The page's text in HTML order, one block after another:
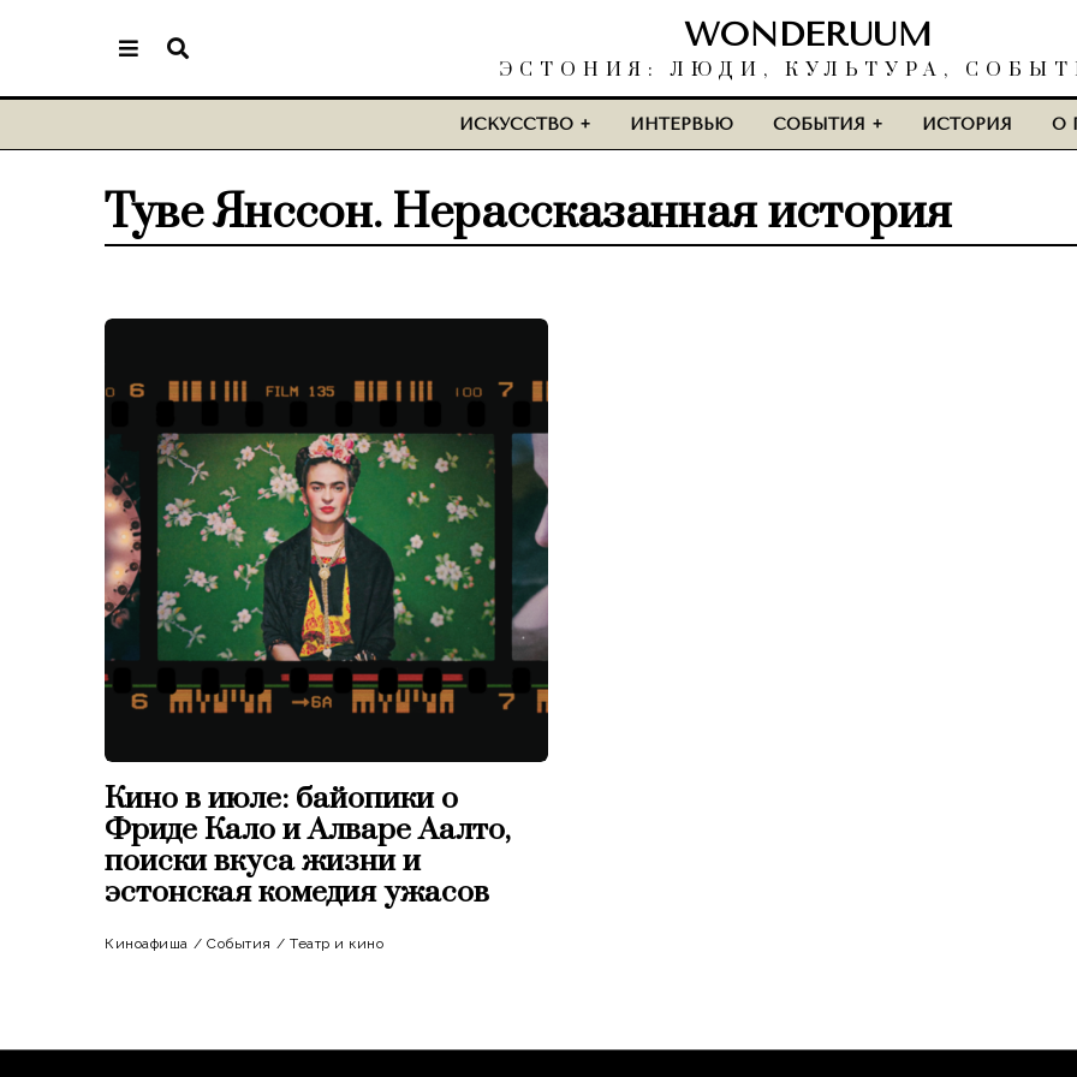
WONDERUUM
ЭСТОНИЯ: ЛЮДИ, КУЛЬТУРА,
ИСКУССТВО ИНТЕРВЬЮ СОБЫТИЯ ИСТОРИЯ О
Туве Янссон. Нерассказанная история
Кино в июле: байопики о
Фриде Кало и Алваре Аалто,
поиски вкуса жизни и
эстонская комедия ужасов
Киноафиша / События / Театр и кино